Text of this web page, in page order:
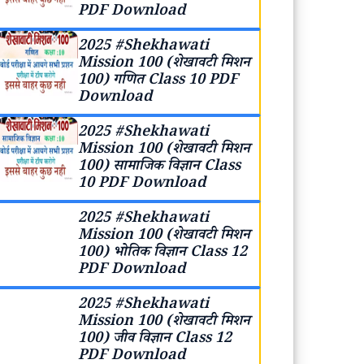
PDF Download
2025 #Shekhawati
Mission 100 (शेखावटी मिशन
100) गणित Class 10 PDF
Download
2025 #Shekhawati
Mission 100 (शेखावटी मिशन
100) सामाजिक विज्ञान Class
10 PDF Download
2025 #Shekhawati
Mission 100 (शेखावटी मिशन
100) भोतिक विज्ञान Class 12
PDF Download
2025 #Shekhawati
Mission 100 (शेखावटी मिशन
100) जीव विज्ञान Class 12
PDF Download